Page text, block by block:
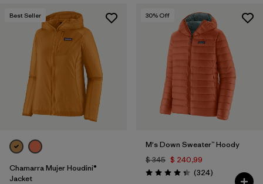
Best Seller
Chamarra Mujer Houdini®
Jacket
30% Off
M's Down Sweater™ Hoody
$ 345 $ 240,99
Valoración: 4.4 / 5
(324Comentarios
)